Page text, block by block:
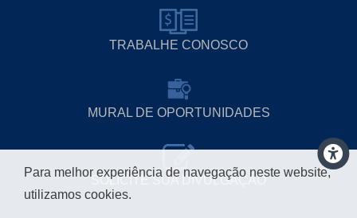
TRABALHE CONOSCO
MURAL DE OPORTUNIDADES
SOLICITE SUA DIVULGAÇÃO
Para melhor experiência de navegação neste website,
utilizamos cookies.